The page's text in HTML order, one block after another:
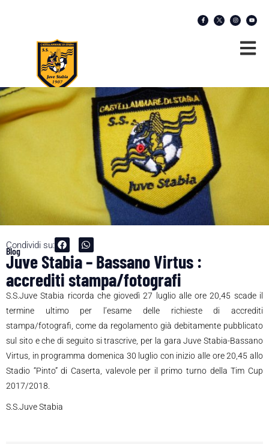
Condividi su:
Blog
Juve Stabia – Bassano Virtus :
accrediti stampa/fotografi
S.S.Juve Stabia ricorda che giovedì 27 luglio alle ore 20,45 scade il
termine ultimo per l’esame delle richieste di accrediti
stampa/fotografi, come da regolamento già debitamente pubblicato
sul sito e che di seguito si trascrive, per la gara Juve Stabia-Bassano
Virtus, in programma domenica 30 luglio con inizio alle ore 20,45 allo
Stadio “Pinto” di Caserta, valevole per il primo turno della Tim Cup
2017/2018.
S.S.Juve Stabia